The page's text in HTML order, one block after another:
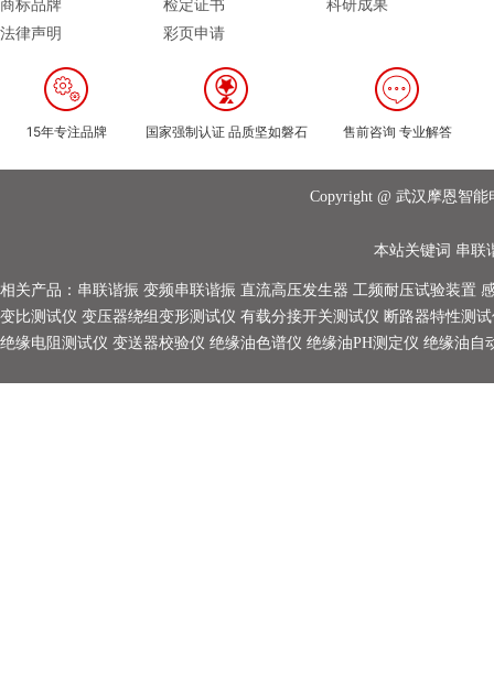
商标品牌
法律声明
检定证书
彩页申请
科研成果
15年专注品牌 国家强制认证 品质坚如磐石 售前咨询 专业解答
Copyright @ 武汉摩恩智
本站关键词 串联
相关产品： 串联谐振 变频串联谐振 直流高压发生器 工频耐压试验装置
变比测试仪 变压器绕组变形测试仪 有载分接开关测试仪 断路器特性测
绝缘电阻测试仪 变送器校验仪 绝缘油色谱仪 绝缘油PH测定仪 绝缘油自